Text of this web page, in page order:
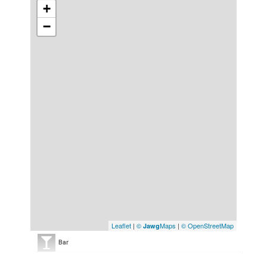
+
−
Leaflet | © JawgMaps | © OpenStreetMap
Bar